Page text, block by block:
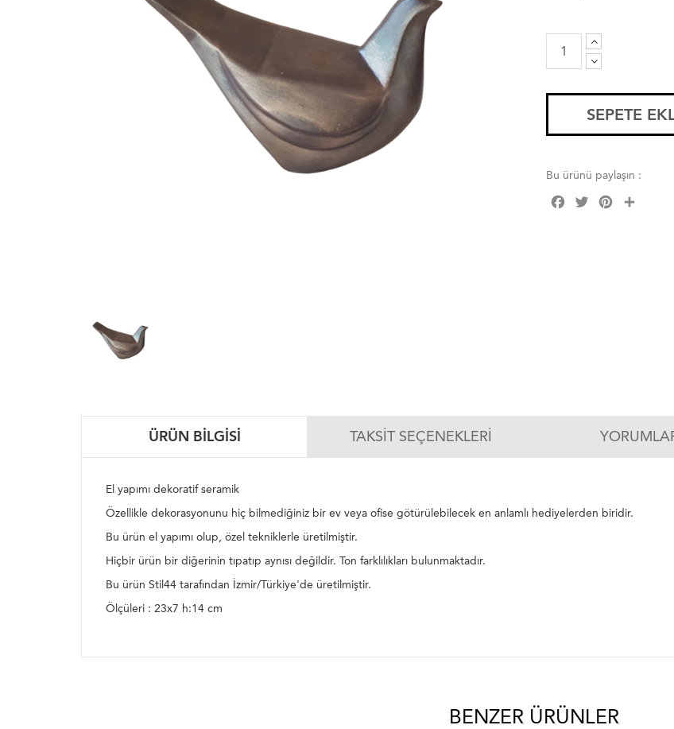
SEPETE
Bu ürünü paylaşın :
FacebookTwitterPinterest
ÜRÜN BILGISI TAKSIT SEÇENEKLERI
El yapımı dekoratif seramik
Özellikle dekorasyonunu hiç bilmediğiniz bir ev veya ofise götürülebilecek en anlamlı hediyelerden biridir.
Bu ürün el yapımı olup, özel tekniklerle üretilmiştir.
Hiçbir ürün bir diğerinin tıpatıp aynısı değildir. Ton farklılıkları bulunmaktadır.
Bu ürün Stil44 tarafından İzmir/Türkiye'de üretilmiştir.
Ölçüleri : 23x7 h:14 cm
BENZER ÜRÜNLER